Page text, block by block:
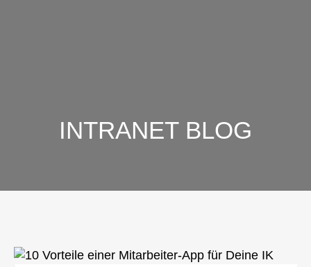
INTRANET BLOG